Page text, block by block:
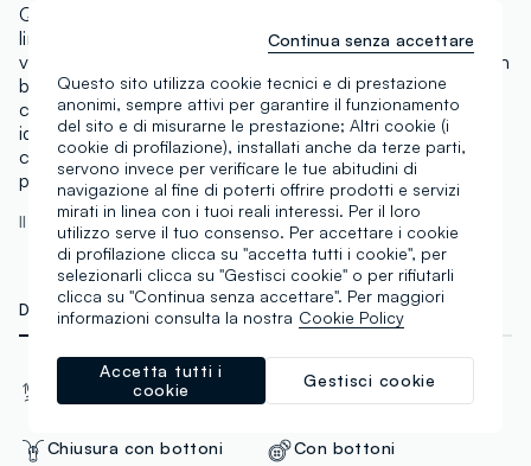
Questa camicia viola dallo stile casual e versatile della
linea PIOMBO è realizzata in puro lino. Presenta una
vestibilità regular, maniche lunghe, chiusura frontale con
bottoni e colletto button down che dona un tocco
curato al look. Il tessuto, leggero e traspirante, la rende
ideale per accompagnare con comfort le giornate più
calde. Completa il design una tasca applicata sul petto,
pratica e discreta.
Il modello è alto 188 cm ed indossa una M
DETTAGLI TECNICI MATERIALI E FILIERA
Materiale
100% Lino
Vestibilità
Regular
Chiusura con bottoni Con bottoni
Questo sito utilizza cookie tecnici e di prestazione
anonimi, sempre attivi per garantire il funzionamento
del sito e di misurarne le prestazione; Altri cookie (i
cookie di profilazione), installati anche da terze parti,
servono invece per verificare le tue abitudini di
navigazione al fine di poterti offrire prodotti e servizi
mirati in linea con i tuoi reali interessi. Per il loro
utilizzo serve il tuo consenso. Per accettare i cookie
di profilazione clicca su "accetta tutti i cookie", per
selezionarli clicca su "Gestisci cookie" o per rifiutarli
clicca su "Continua senza accettare". Per maggiori
informazioni consulta la nostra Cookie Policy
Gestisci cookie
Accetta tutti i
cookie
Continua senza accettare